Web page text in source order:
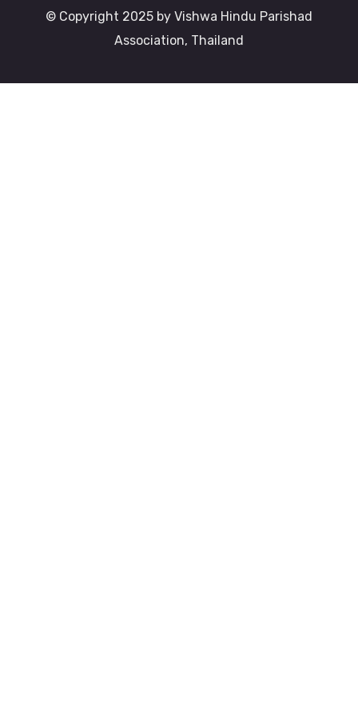
© Copyright 2025 by Vishwa Hindu Parishad
Association, Thailand